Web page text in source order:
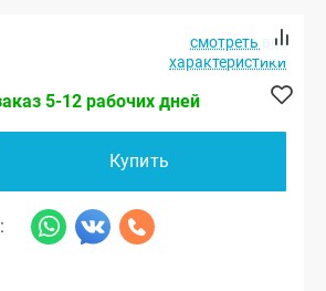
смотреть все
характеристики
5-12 рабочих дней
Купить